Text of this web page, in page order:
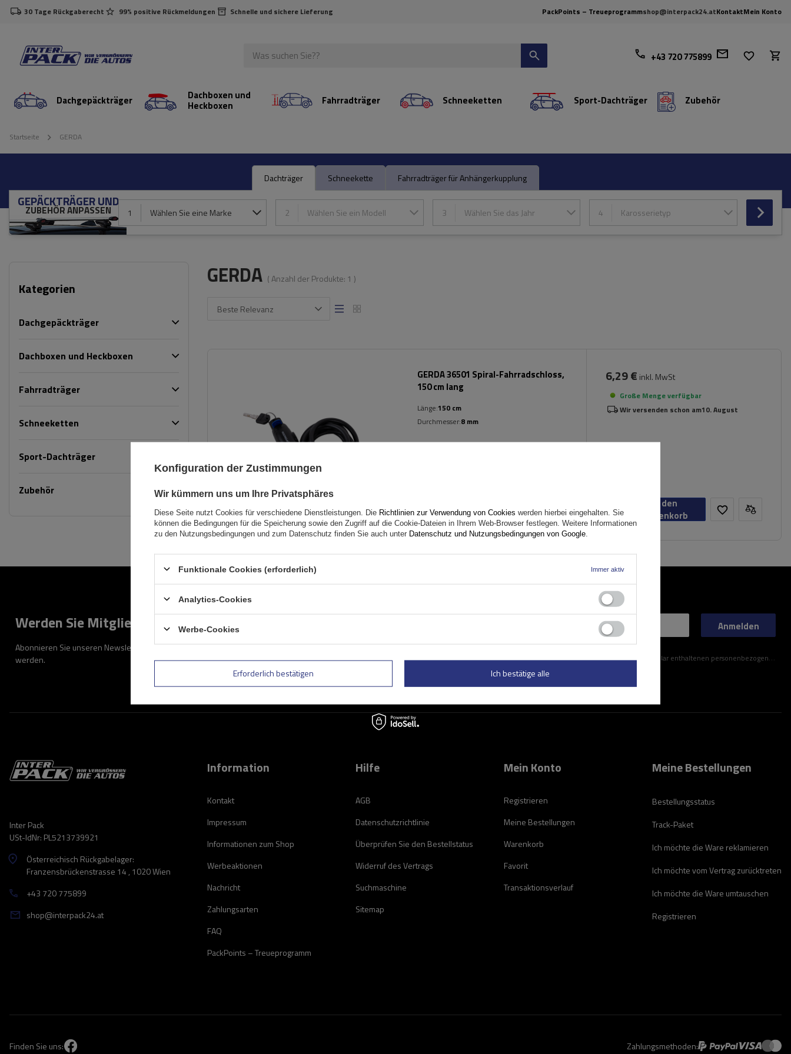
30 Tage Rückgaberecht 99% positive Rückmeldungen Schnelle und sichere Lieferung PackPoints – Treueprogrammshop@interpack24.atKontaktMein Konto
+43 720 775899
Dachgepäckträger Dachboxen und
Heckboxen Fahrradträger Schneeketten Sport-Dachträger Zubehör
Startseite GERDA
Dachträger Schneekette Fahrradträger für Anhängerkupplung
GEPÄCKTRÄGER UND
ZUBEHÖR ANPASSEN 1 Wählen Sie eine Marke 2 Wählen Sie ein Modell 3 Wählen Sie das Jahr 4 Karosserietyp
Kategorien
Dachgepäckträger
Dachboxen und Heckboxen
Fahrradträger
Schneeketten
Sport-Dachträger
Zubehör
GERDA ( Anzahl der Produkte: 1 )
Beste Relevanz
GERDA 36501 Spiral-Fahrradschloss,
150 cm lang
Länge:150 cm
Durchmesser:8 mm
6,29 € inkl. MwSt
Große Menge verfügbar
Wir versenden schon am10. August
In den
Warenkorb
Werden Sie Mitglied
Abonnieren Sie unseren Newsletter, um regelmäßig über Neuigkeiten und Sonderangebote informiert zu
werden.
Kontaktformular Ich stimme der Verarbeitung meiner im Kontaktformular enthaltenen personenbezogenen Daten gemäß der Verordnung (EU) des Europäischen Parlaments und des Rates zu.
Anmelden
Inter Pack
USt-IdNr: PL5213739921
Österreichisch Rückgabelager:
Franzensbrückenstrasse 14 , 1020 Wien
+43 720 775899
shop@interpack24.at
Information
Kontakt
Impressum
Informationen zum Shop
Werbeaktionen
Nachricht
Zahlungsarten
FAQ
PackPoints – Treueprogramm
Hilfe
AGB
Datenschutzrichtlinie
Überprüfen Sie den Bestellstatus
Widerruf des Vertrags
Suchmaschine
Sitemap
Mein Konto
Registrieren
Meine Bestellungen
Warenkorb
Favorit
Transaktionsverlauf
Meine Bestellungen
Bestellungsstatus
Track-Paket
Ich möchte die Ware reklamieren
Ich möchte vom Vertrag zurücktreten
Ich möchte die Ware umtauschen
Registrieren
Finden Sie uns: Zahlungsmethoden:
Konfiguration der Zustimmungen
Wir kümmern uns um Ihre Privatsphäres
Diese Seite nutzt Cookies für verschiedene Dienstleistungen. Die Richtlinien zur Verwendung von Cookies werden hierbei eingehalten. Sie
können die Bedingungen für die Speicherung sowie den Zugriff auf die Cookie-Dateien in Ihrem Web-Browser festlegen. Weitere Informationen
zu den Nutzungsbedingungen und zum Datenschutz finden Sie auch unter Datenschutz und Nutzungsbedingungen von Google
Funktionale Cookies (erforderlich) Immer aktiv
Analytics-Cookies
Werbe-Cookies
Erforderlich bestätigen Ich bestätige alle